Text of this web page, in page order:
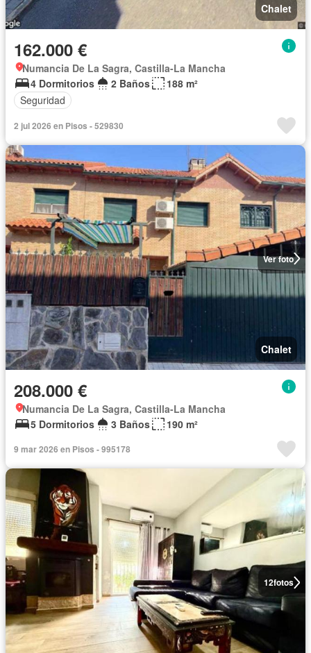
Chalet
162.000 €
Numancia De La Sagra, Castilla-La Mancha
4 Dormitorios
2 Baños
188 m²
Seguridad
2 jul 2026 en Pisos - 529830
Ver foto
Chalet
208.000 €
Numancia De La Sagra, Castilla-La Mancha
5 Dormitorios
3 Baños 190 m²
9 mar 2026 en Pisos - 995178
12fotos